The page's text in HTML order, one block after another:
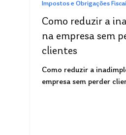
Como reduzir a
na empresa sem
clientes
Como reduzir a
empresa sem perder
Impostos e Obrigações